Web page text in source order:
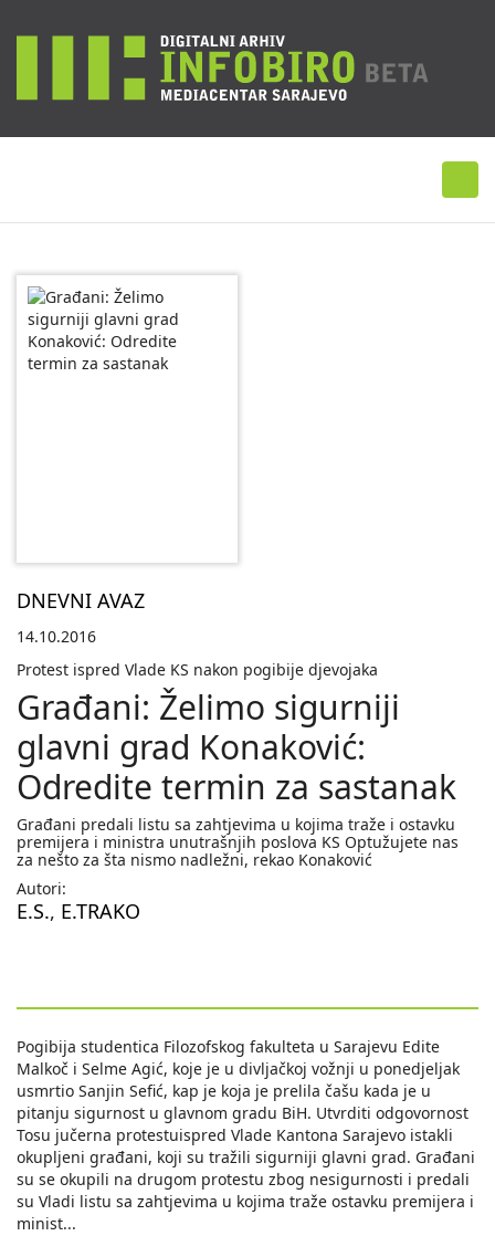
DNEVNI AVAZ
14.10.2016
Protest ispred Vlade KS nakon pogibije djevojaka
Građani: Želimo sigurniji
glavni grad Konaković:
Odredite termin za sastanak
Građani predali listu sa zahtjevima u kojima traže i ostavku
premijera i ministra unutrašnjih poslova KS Optužujete nas
za nešto za šta nismo nadležni, rekao Konaković
Autori:
E.S., E.TRAKO
Pogibija studentica Filozofskog fakulteta u Sarajevu Edite
Malkoč i Selme Agić, koje je u divljačkoj vožnji u ponedjeljak
usmrtio Sanjin Sefić, kap je koja je prelila čašu kada je u
pitanju sigurnost u glavnom gradu BiH. Utvrditi odgovornost
Tosu jučerna protestuispred Vlade Kantona Sarajevo istakli
okupljeni građani, koji su tražili sigurniji glavni grad. Građani
su se okupili na drugom protestu zbog nesigurnosti i predali
su Vladi listu sa zahtjevima u kojima traže ostavku premijera i
minist...